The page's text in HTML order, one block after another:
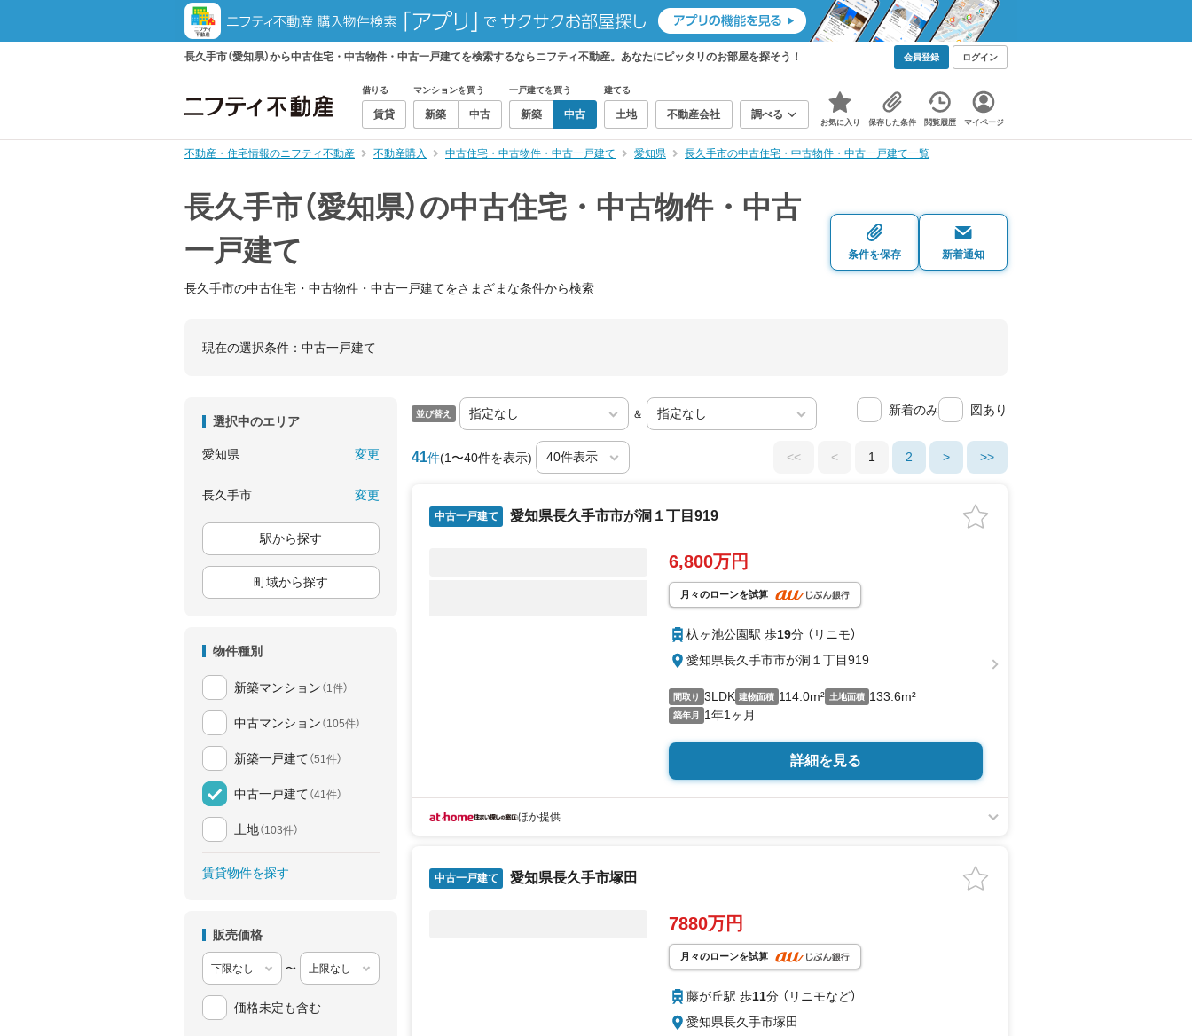
長久手市（愛知県）から中古住宅・中古物件・中古一戸建てを検索するならニフティ不動産。あなたにピッタリのお部屋を探そう！ 会員登録 ログイン
借りる
賃貸
マンションを買う
新築 中古
一戸建てを買う
新築 中古
建てる
土地 不動産会社 調べる
お気に入り 保存した条件 閲覧履歴 マイページ
不動産・住宅情報のニフティ不動産 不動産購入 中古住宅・中古物件・中古一戸建て 愛知県 長久手市の中古住宅・中古物件・中古一戸建て一覧
長久手市（愛知県）の中古住宅・中古物件・中古
一戸建て
長久手市の中古住宅・中古物件・中古一戸建てをさまざまな条件から検索
条件を保存 新着通知
現在の選択条件： 中古一戸建て
選択中のエリア
愛知県 変更
長久手市 変更
駅から探す
町域から探す
物件種別
新築マンション （1件）
中古マンション （105件）
新築一戸建て （51件）
中古一戸建て （41件）
土地（103件）
賃貸物件を探す
販売価格
〜
価格未定も含む
並び替え ＆ 新着のみ 図あり
41件(1〜40件を表示) << < 1 2 > >>
中古一戸建て 愛知県長久手市市が洞１丁目919
6,800万円
月々のローンを試算
杁ヶ池公園駅 歩19分 （リニモ）
愛知県長久手市市が洞１丁目919
間取り 3LDK 建物面積 114.0m² 土地面積 133.6m²
築年月 1年1ヶ月
詳細を見る
ほか提供
中古一戸建て 愛知県長久手市塚田
7880万円
月々のローンを試算
藤が丘駅 歩11分 （リニモなど）
愛知県長久手市塚田